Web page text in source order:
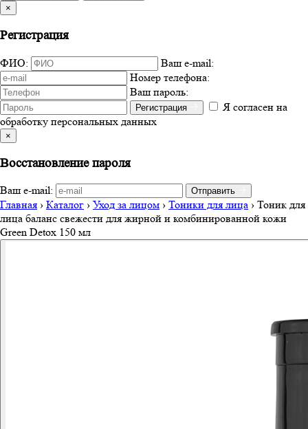
×
Регистрация
ФИО:
Ваш e-mail:
Номер телефона:
Ваш пароль:
Регистрация
Я согласен на
обработку персональных данных
×
Восстановление пароля
Ваш e-mail: Отправить
Главная › Каталог › Уход за лицом › Тоники для лица › Тоник для
лица баланс свежести для жирной и комбинированной кожи
Green Detox 150 мл